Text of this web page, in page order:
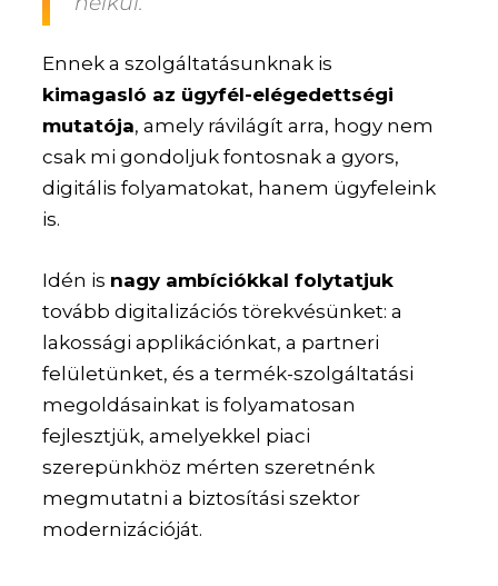
Ennek a szolgáltatásunknak is
kimagasló az ügyfél-elégedettségi
mutatója, amely rávilágít arra, hogy nem
csak mi gondoljuk fontosnak a gyors,
digitális folyamatokat, hanem ügyfeleink
is.
Idén is nagy ambíciókkal folytatjuk
tovább digitalizációs törekvésünket: a
lakossági applikációnkat, a partneri
felületünket, és a termék-szolgáltatási
megoldásainkat is folyamatosan
fejlesztjük, amelyekkel piaci
szerepünkhöz mérten szeretnénk
megmutatni a biztosítási szektor
modernizációját.